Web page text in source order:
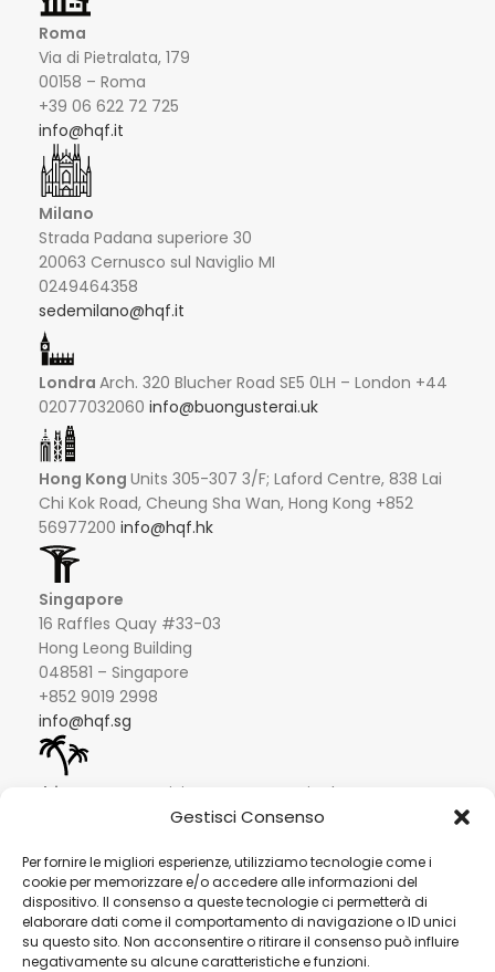
Gestisci Consenso
Per fornire le migliori esperienze, utilizziamo tecnologie come i
cookie per memorizzare e/o accedere alle informazioni del
dispositivo. Il consenso a queste tecnologie ci permetterà di
elaborare dati come il comportamento di navigazione o ID unici
su questo sito. Non acconsentire o ritirare il consenso può influire
negativamente su alcune caratteristiche e funzioni.
Roma
Via di Pietralata, 179
00158 – Roma
+39 06 622 72 725
info@hqf.it
Milano
Strada Padana superiore 30
20063 Cernusco sul Naviglio MI
0249464358
sedemilano@hqf.it
Londra Arch. 320 Blucher Road SE5 0LH – London +44
02077032060 info@buongusterai.uk
Hong Kong Units 305-307 3/F; Laford Centre, 838 Lai
Chi Kok Road, Cheung Sha Wan, Hong Kong +852
56977200 info@hqf.hk
Singapore
16 Raffles Quay #33-03
Hong Leong Building
048581 – Singapore
+852 9019 2998
info@hqf.sg
Ibiza
Carretera Eivissa - San Antonio de Portmany 44
Local 2 (Can Negre) Santa Eularia 07813, Ibiza Baleares
© 2022 Copyright Buongusterai - High Quality Food S.p.A. -
P.iva 08309911009
Pagamenti sicuri